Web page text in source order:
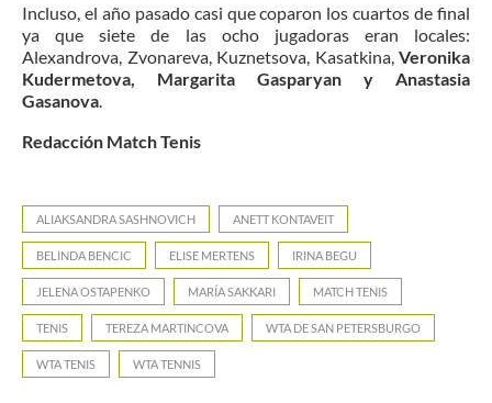
Incluso, el año pasado casi que coparon los cuartos de final
ya que siete de las ocho jugadoras eran locales:
Alexandrova, Zvonareva, Kuznetsova, Kasatkina, Veronika
Kudermetova, Margarita Gasparyan y Anastasia
Gasanova
Redacción Match Tenis
ALIAKSANDRA SASHNOVICH ANETT KONTAVEIT
BELINDA BENCIC ELISE MERTENS IRINA BEGU
JELENA OSTAPENKO MARÍA SAKKARI MATCH TENIS
TENIS TEREZA MARTINCOVA WTA DE SAN PETERSBURGO
WTA TENIS WTA TENNIS